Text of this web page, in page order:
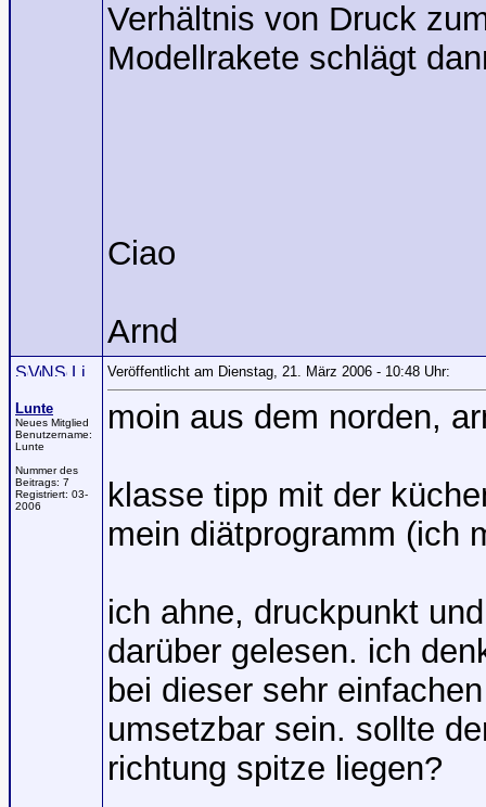
Verhältnis von Druck
Modellrakete schlägt
Ciao
Arnd
Lunte
Neues Mitglied
Benutzername:
Lunte
Nummer des
Beitrags: 7
Registriert: 03-
2006
Veröffentlicht am Dienstag, 21. März 2006 - 10:48 Uhr:
moin aus dem norden,
klasse tipp mit der
mein diätprogramm (ich
ich ahne, druckpunkt
darüber gelesen. ich
bei dieser sehr
umsetzbar sein. sollte
richtung spitze liegen?